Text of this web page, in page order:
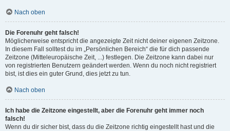
Nach oben
Die Forenuhr geht falsch!
Möglicherweise entspricht die angezeigte Zeit nicht deiner eigenen Zeitzone.
In diesem Fall solltest du im „Persönlichen Bereich“ die für dich passende
Zeitzone (Mitteleuropäische Zeit, ...) festlegen. Die Zeitzone kann dabei nur
von registrierten Benutzern geändert werden. Wenn du noch nicht registriert
bist, ist dies ein guter Grund, dies jetzt zu tun.
Nach oben
Ich habe die Zeitzone eingestellt, aber die Forenuhr geht immer noch
falsch!
Wenn du dir sicher bist, dass du die Zeitzone richtig eingestellt hast und die